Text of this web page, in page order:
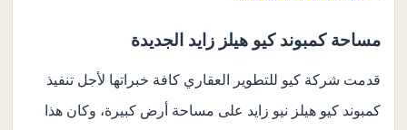
مساحة كمبوند كيو هيلز زايد الجديدة
قدمت شركة كيو للتطوير العقاري كافة خبراتها لأجل تنفيذ
كمبوند كيو هيلز نيو زايد على مساحة أرض كبيرة، وكان هذا